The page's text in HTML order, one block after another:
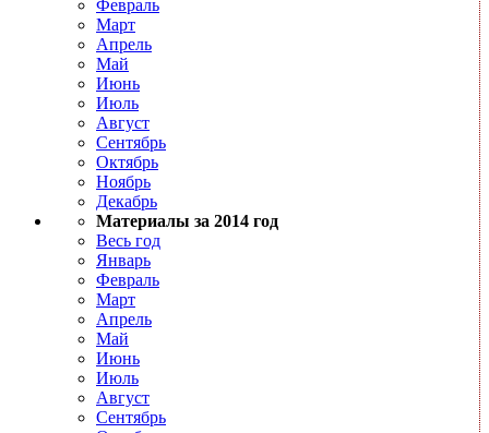
Февраль
Март
Апрель
Май
Июнь
Июль
Август
Сентябрь
Октябрь
Ноябрь
Декабрь
Материалы за 2014 год
Весь год
Январь
Февраль
Март
Апрель
Май
Июнь
Июль
Август
Сентябрь